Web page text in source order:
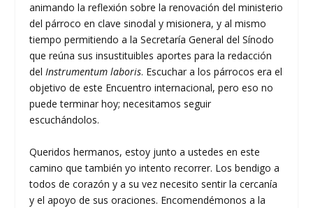
animando la reflexión sobre la renovación del ministerio
del párroco en clave sinodal y misionera, y al mismo
tiempo permitiendo a la Secretaría General del Sínodo
que reúna sus insustituibles aportes para la redacción
delInstrumentum laboris. Escuchar a los párrocos era el
objetivo de este Encuentro internacional, pero eso no
puede terminar hoy; necesitamos seguir
escuchándolos.
Queridos hermanos, estoy junto a ustedes en este
camino que también yo intento recorrer. Los bendigo a
todos de corazón y a su vez necesito sentir la cercanía
y el apoyo de sus oraciones. Encomendémonos a la